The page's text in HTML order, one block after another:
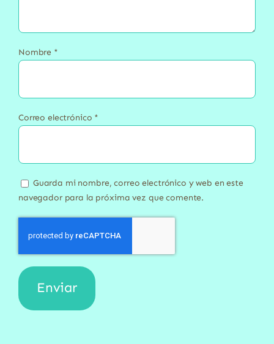
Nombre *
Correo electrónico *
Guarda mi nombre, correo electrónico y web en este
navegador para la próxima vez que comente.